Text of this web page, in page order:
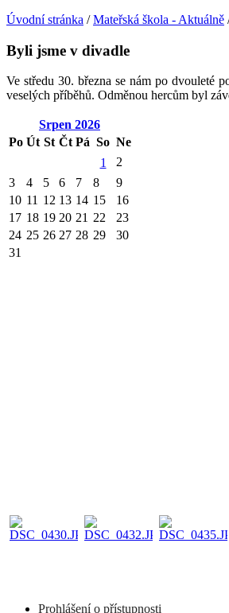
Úvodní stránka /Mateřská škola - Aktuálně
Byli jsme v divadle
Ve středu 30. března se nám po dvouleté
veselých příběhů. Odměnou hercům byl
Srpen 2026
Po Út St Čt Pá So Ne
1
2
3
4 5 6 7 8
9
10 11 12 13 14 15
16
17 18 19 20 21 22
23
24 25 26 27 28 29
30
31
Prohlášení o přístupnosti